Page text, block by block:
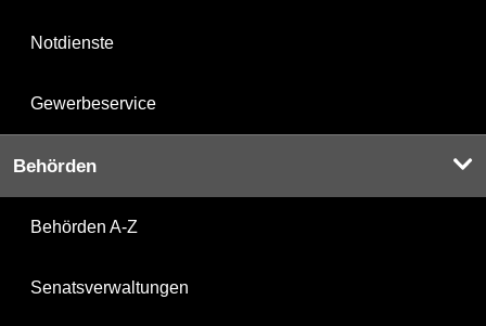
Notdienste
Gewerbeservice
Behörden
Behörden A-Z
Senatsverwaltungen